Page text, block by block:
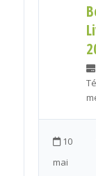
10
mai